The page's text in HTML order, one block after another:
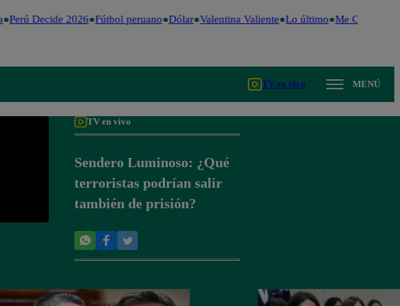
Perú Decide 2026 Fútbol peruano Dólar Valentina Valiente Lo último Me Caigo de
TV en vivo MENÚ
TV en vivo
Sendero Luminoso: ¿Qué
terroristas podrían salir
también de prisión?